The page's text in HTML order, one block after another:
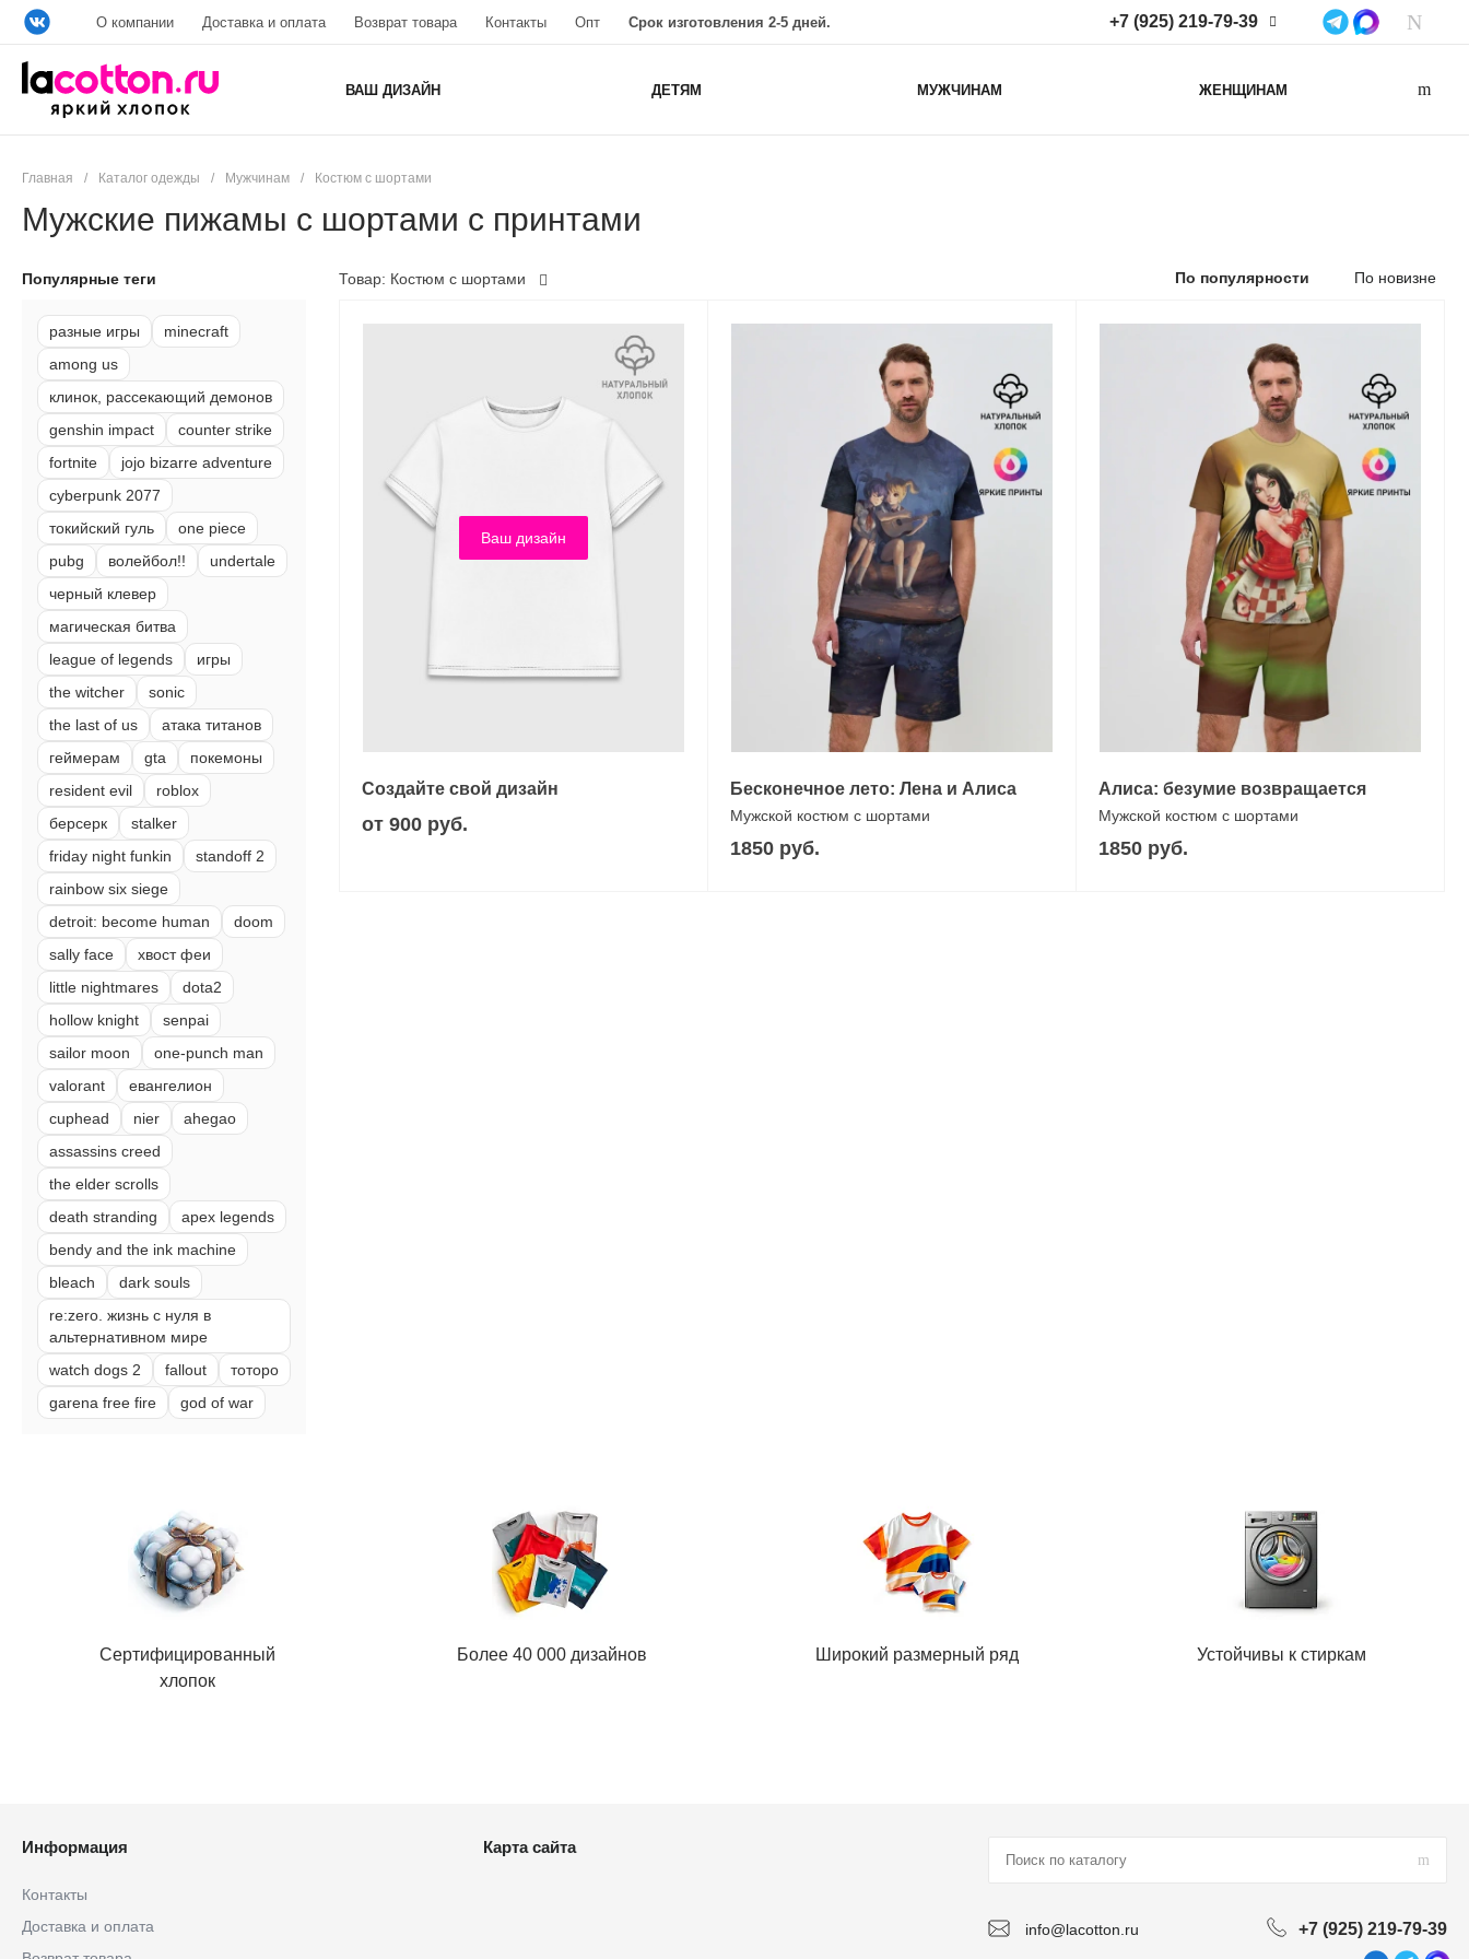
О компании Доставка и оплата Возврат товара Контакты Опт Срок изготовления 2-5 дней. +7 (925) 219-79-39
Нижегородская область,
ВАШ ДИЗАЙН ДЕТЯМ МУЖЧИНАМ ЖЕНЩИНАМ
Главная / Каталог одежды / Мужчинам / Костюм с шортами
Мужские пижамы с шортами с принтами
Популярные теги
разные игры
minecraft
among us
клинок, рассекающий демонов
genshin impact
counter strike
fortnite
jojo bizarre adventure
cyberpunk 2077
токийский гуль
one piece
pubg
волейбол!!
undertale
черный клевер
магическая битва
league of legends
игры
the witcher
sonic
the last of us
атака титанов
геймерам
gta
покемоны
resident evil
roblox
берсерк
stalker
friday night funkin
standoff 2
rainbow six siege
detroit: become human
doom
sally face
хвост феи
little nightmares
dota2
hollow knight
senpai
sailor moon
one-punch man
valorant
евангелион
cuphead
nier
ahegao
assassins creed
the elder scrolls
death stranding
apex legends
bendy and the ink machine
bleach
dark souls
re:zero. жизнь с нуля в
альтернативном мире
watch dogs 2
fallout
тоторо
garena free fire
god of war
Товар: Костюм с шортами По популярности По новизне
Ваш дизайн
Создайте свой дизайн
от 900 руб.
Бесконечное лето: Лена и Алиса
Мужской костюм с шортами
1850 руб.
Алиса: безумие возвращается
Мужской костюм с шортами
1850 руб.
Сертифицированный
хлопок
Более 40 000 дизайнов Широкий размерный ряд Устойчивы к стиркам
Информация
Контакты
Доставка и оплата
Карта сайта
info@lacotton.ru +7 (925) 219-79-39